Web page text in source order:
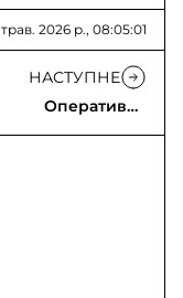
2026 р., 08:05:01
НАСТУПНЕ
Оперативна
інформація щодо